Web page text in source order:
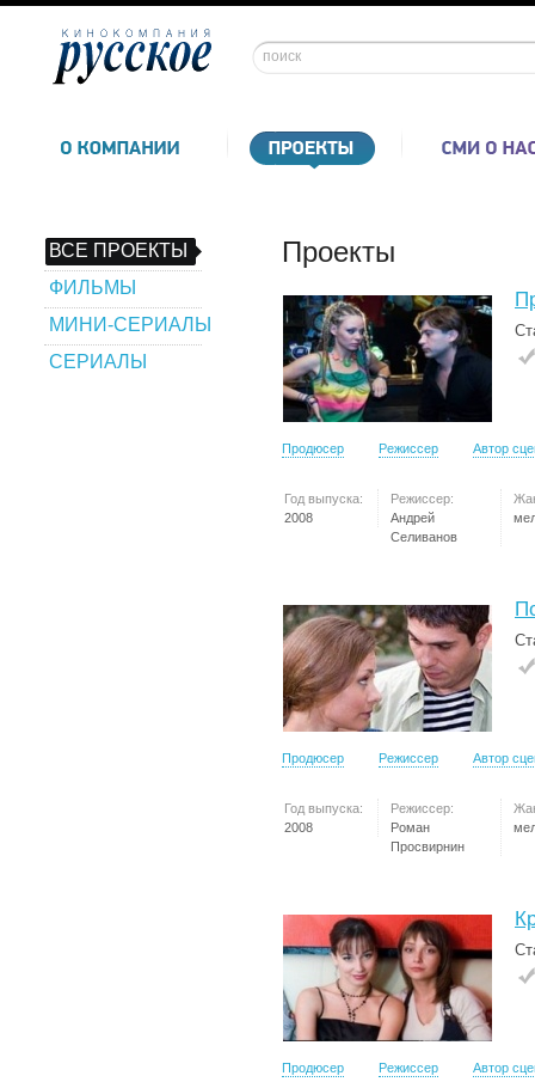
ВСЕ ПРОЕКТЫ
ФИЛЬМЫ
МИНИ-СЕРИАЛЫ
СЕРИАЛЫ
Проекты
Продюсер Режиссер Автор
Год выпуска:
2008
Режиссер:
Андрей
Селиванов
Продюсер Режиссер Автор
Год выпуска:
2008
Режиссер:
Роман
Просвирнин
Продюсер Режиссер Автор